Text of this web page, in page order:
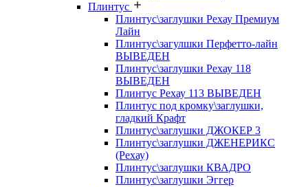
Плинтус
Плинтус\заглушки Рехау Премиум
Лайн
Плинтус\загулшки Перфетто-лайн
ВЫВЕДЕН
Плинтус\заглушки Рехау 118
ВЫВЕДЕН
Плинтус Рехау 113 ВЫВЕДЕН
Плинтус под кромку\заглушки,
гладкий Крафт
Плинтус\заглушки ДЖОКЕР 3
Плинтус\заглушки ДЖЕНЕРИКС
(Рехау)
Плинтус\заглушки КВАДРО
Плинтус\заглушки Эггер